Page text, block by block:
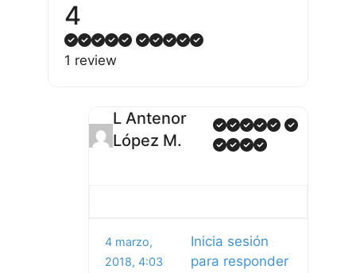
4
1 review
L Antenor
López M.
4 marzo,
2018, 4:03
Inicia sesión
para responder